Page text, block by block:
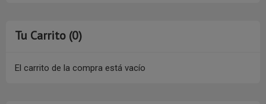
Tu Carrito (0)
El carrito de la compra está vacío